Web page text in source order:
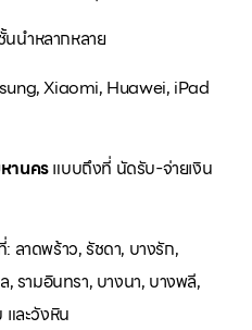
นำหลากหลาย
Xiaomi, Huawei, iPad
านครแบบถึงที่ นัดรับ-จ่ายเงิน
ลาดพร้าว, รัชดา, บางรัก,
รามอินทรา, บางนา, บางพลี,
ละวังหิน